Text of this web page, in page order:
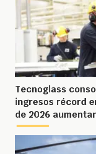
Tecnoglass
ingresos récord
de 2026